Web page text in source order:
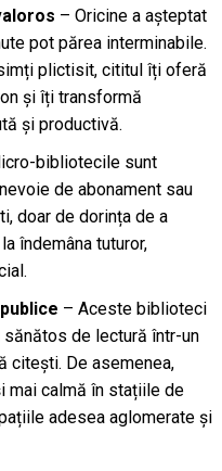
– Oricine a așteptat
pot părea interminabile.
plictisit, cititul îți oferă
și îți transformă
și productivă.
bibliotecile sunt
de abonament sau
doar de dorința de a
îndemâna tuturor,
– Aceste biblioteci
de lectură într-un
citești. De asemenea,
mai calmă în stațiile de
adesea aglomerate și